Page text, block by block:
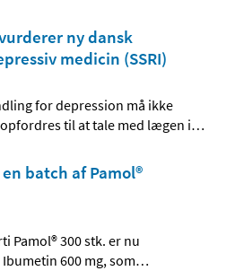
ny dansk
medicin (SSRI)
for depression må ikke
til at tale med lægen i…
batch af Pamol®
Pamol® 300 stk. er nu
600 mg, som…